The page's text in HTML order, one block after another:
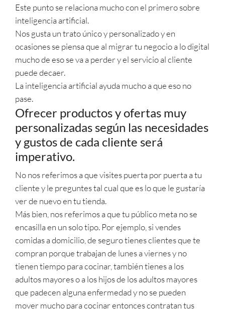
Este punto se relaciona mucho con el primero sobre
inteligencia artificial.
Nos gusta un trato único y personalizado y en
ocasiones se piensa que al migrar tu negocio a lo digital
mucho de eso se va a perder y el servicio al cliente
puede decaer.
La inteligencia artificial ayuda mucho a que eso no
pase.
Ofrecer productos y ofertas muy
personalizadas según las necesidades
y gustos de cada cliente será
imperativo.
No nos referimos a que visites puerta por puerta a tu
cliente y le preguntes tal cual que es lo que le gustaría
ver de nuevo en tu tienda.
Más bien, nos referimos a que tu público meta no se
encasilla en un solo tipo. Por ejemplo, si vendes
comidas a domicilio, de seguro tienes clientes que te
compran porque trabajan de lunes a viernes y no
tienen tiempo para cocinar, también tienes a los
adultos mayores o a los hijos de los adultos mayores
que padecen alguna enfermedad y no se pueden
mover mucho para cocinar entonces contratan tus